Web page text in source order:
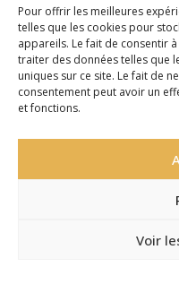
Pour offrir les meilleures
telles que les cookies pour
appareils. Le fait de consentir
traiter des données telles que
uniques sur ce site. Le fait de
consentement peut avoir un
et fonctions.
Voir
training en
outdoor
(extérieur) et de
cross boxing
(mélange de
functional